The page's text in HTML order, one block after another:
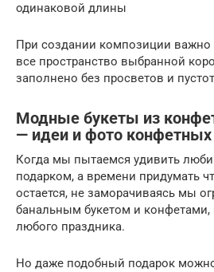
одинаковой длины
При создании композиции важно
все пространство выбранной
заполнено без просветов и пустот
Модные букеты из
— идеи и фото конфетных
Когда мы пытаемся удивить
подарком, а времени придумать
остается, не заморачиваясь мы
банальным букетом и
любого праздника.
Но даже подобный подарок